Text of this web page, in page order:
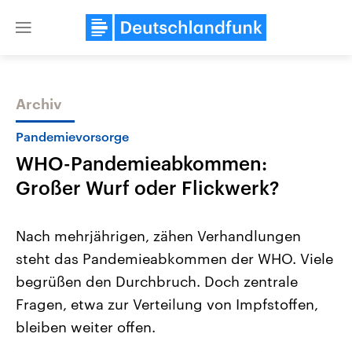
Close
Themen
Landtagswahl Sachsen-Anhalt
2026
Alle Informationen
Sachsen-Anhalt wählt am 6.
September 2026 einen neuen
Landtag. Seit 2021 wird das
USA
Aktuelle Beiträge,
Hintergründe
Wirtschaftlich und
Archiv
Pandemievorsorge
WHO-Pandemieabkommen:
Großer Wurf oder Flickwerk?
Nach mehrjährigen, zähen Verhandlungen
steht das Pandemieabkommen der WHO. Viele
begrüßen den Durchbruch. Doch zentrale
Fragen, etwa zur Verteilung von Impfstoffen,
bleiben weiter offen.